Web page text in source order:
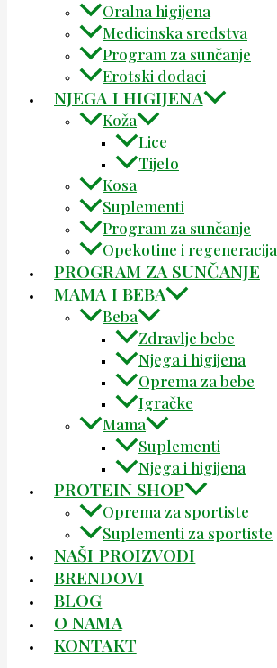
Oralna higijena
Medicinska sredstva
Program za sunčanje
Erotski dodaci
NJEGA I HIGIJENA
Koža
Lice
Tijelo
Kosa
Suplementi
Program za sunčanje
Opekotine i regeneracija
PROGRAM ZA SUNČANJE
MAMA I BEBA
Beba
Zdravlje bebe
Njega i higijena
Oprema za bebe
Igračke
Mama
Suplementi
Njega i higijena
PROTEIN SHOP
Oprema za sportiste
Suplementi za sportiste
NAŠI PROIZVODI
BRENDOVI
BLOG
O NAMA
KONTAKT